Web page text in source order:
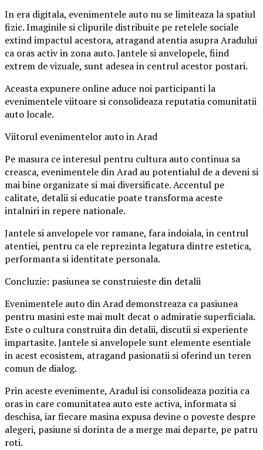
In era digitala, evenimentele auto nu se limiteaza la spatiul
fizic. Imaginile si clipurile distribuite pe retelele sociale
extind impactul acestora, atragand atentia asupra Aradului
ca oras activ in zona auto. Jantele si anvelopele, fiind
extrem de vizuale, sunt adesea in centrul acestor postari.
Aceasta expunere online aduce noi participanti la
evenimentele viitoare si consolideaza reputatia comunitatii
auto locale.
Viitorul evenimentelor auto in Arad
Pe masura ce interesul pentru cultura auto continua sa
creasca, evenimentele din Arad au potentialul de a deveni si
mai bine organizate si mai diversificate. Accentul pe
calitate, detalii si educatie poate transforma aceste
intalniri in repere nationale.
Jantele si anvelopele vor ramane, fara indoiala, in centrul
atentiei, pentru ca ele reprezinta legatura dintre estetica,
performanta si identitate personala.
Concluzie: pasiunea se construieste din detalii
Evenimentele auto din Arad demonstreaza ca pasiunea
pentru masini este mai mult decat o admiratie superficiala.
Este o cultura construita din detalii, discutii si experiente
impartasite. Jantele si anvelopele sunt elemente esentiale
in acest ecosistem, atragand pasionatii si oferind un teren
comun de dialog.
Prin aceste evenimente, Aradul isi consolideaza pozitia ca
oras in care comunitatea auto este activa, informata si
deschisa, iar fiecare masina expusa devine o poveste despre
alegeri, pasiune si dorinta de a merge mai departe, pe patru
roti.